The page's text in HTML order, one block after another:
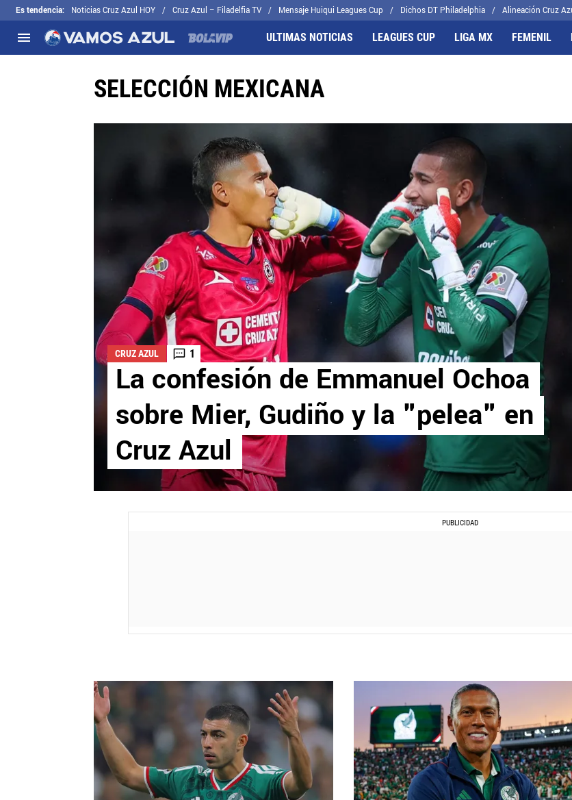
Es tendencia: Noticias Cruz Azul HOY Cruz Azul – Filadelfia TV Mensaje Huiqui Leagues Cup Dichos DT Philadelphia Alineación Cruz
ULTIMAS NOTICIAS LEAGUES CUP LIGA MX FEMENIL
Apertura 2026
FUERA DE LA LIGA
Leagues Cup
Selección Mexicana
LOS OTROS FRENTES
Fuerzas Básicas
Cruz Azul Hidalgo
Erik Lira
Charly Rodríguez
SELECCIÓN MEXICANA
CRUZ AZUL 1
La confesión de Emmanuel Ochoa
sobre Mier, Gudiño y la "pelea" en
Cruz Azul